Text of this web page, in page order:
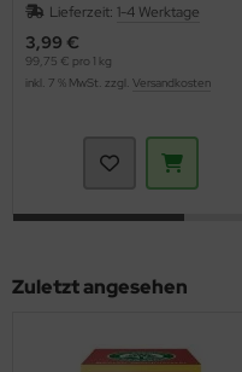
Lieferzeit: 1-4 Werktage
3,99 €
99,75 € pro 1 kg
inkl. 7 % MwSt. zzgl. Versandkosten
Zuletzt angesehen